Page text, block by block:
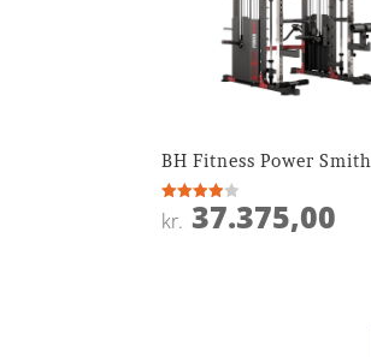
BH Fitness Power Smith
Vurderet
3.9
kr. 37.375,00